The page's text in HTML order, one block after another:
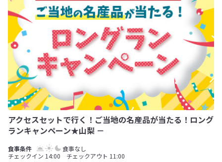
アクセスセットで行く！ご当地の名産品が当たる！ロング
ランキャンペーン★山梨 －
食事なし
チェックイン 14:00 チェックアウト 11:00